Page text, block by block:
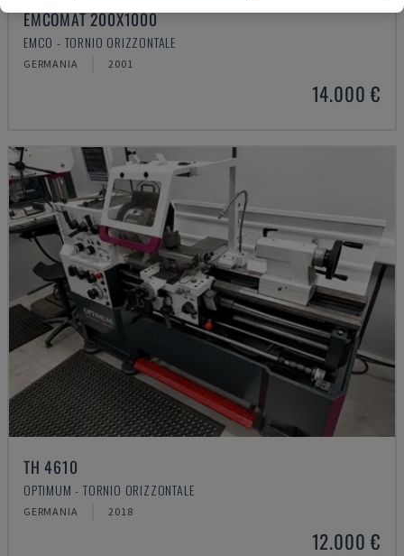
EMCOMAT 200X1000
EMCO - TORNIO ORIZZONTALE
GERMANIA 2001
14.000 €
TH 4610
OPTIMUM - TORNIO ORIZZONTALE
GERMANIA 2018
12.000 €